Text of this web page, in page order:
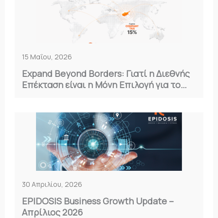
15 Μαΐου, 2026
Expand Beyond Borders: Γιατί η Διεθνής
Επέκταση είναι η Μόνη Επιλογή για το
30 Απριλίου, 2026
EPIDOSIS Business Growth Update –
Απρίλιος 2026